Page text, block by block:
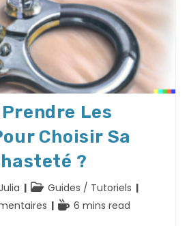
Les
Choisir Sa
?
Post
category:
Guides / Tutoriels
Temps6 mins read